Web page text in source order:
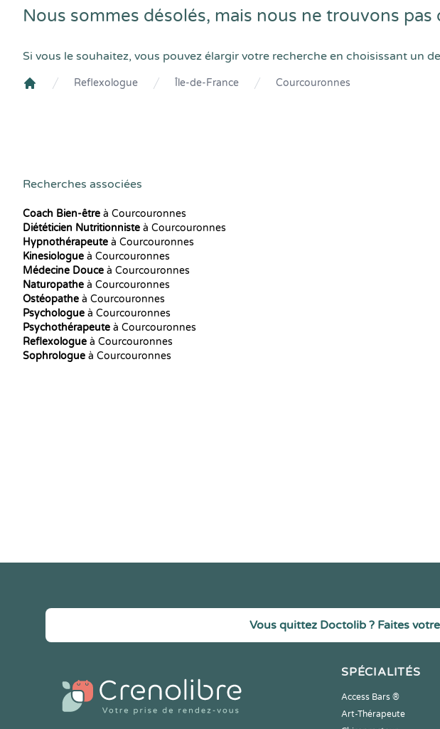
Nous sommes désolés, mais nous ne trouvons
Si vous le souhaitez, vous pouvez élargir votre recherche en choisissant un
Reflexologue Île-de-France Courcouronnes
Recherches associées
Coach Bien-être à Courcouronnes
Diététicien Nutritionniste à Courcouronnes
Hypnothérapeute à Courcouronnes
Kinesiologue à Courcouronnes
Médecine Douce à Courcouronnes
Naturopathe à Courcouronnes
Ostéopathe à Courcouronnes
Psychologue à Courcouronnes
Psychothérapeute à Courcouronnes
Reflexologue à Courcouronnes
Sophrologue à Courcouronnes
Vous quittez Doctolib ? Faites
SPÉCIALITÉS
Access Bars ®
Art-Thérapeute